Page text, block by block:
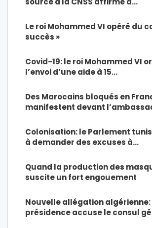
Le roi Mohammed VI opéré du
succès »
Covid-19: le roi Mohammed VI
l’envoi d’une aide à 15…
Des Marocains bloqués en
manifestent devant
Colonisation: le Parlement
à demander des excuses à…
Quand la production des
suscite un fort engouement
Nouvelle allégation algérienne:
présidence accuse le consul